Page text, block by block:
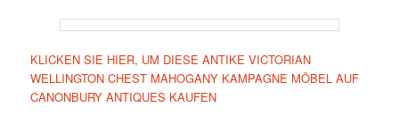
KLICKEN SIE HIER, UM DIESE ANTIKE VICTORIAN
WELLINGTON CHEST MAHOGANY KAMPAGNE MÖBEL AUF
CANONBURY ANTIQUES KAUFEN